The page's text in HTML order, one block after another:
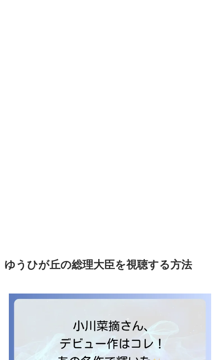
ゆうひが丘の総理大臣を視聴する方法